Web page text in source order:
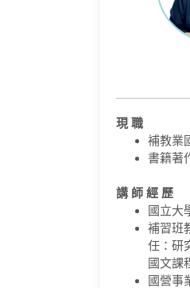
現 職
補教業
書籍著
講 師 經 歷
國立大
補習班
任：研
國文課
國營事